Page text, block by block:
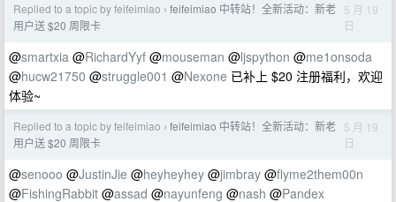
Replied to a topic by feifeimiao › feifeimiao 中转站！全新活动：新老
用户送 $20 周限卡
5 月 19
日
@smartxia @RichardYyf @mouseman @ljspython @me1onsoda
@hucw21750 @struggle001 @Nexone 已补上 $20 注册福利，欢迎
体验~
Replied to a topic by feifeimiao › feifeimiao 中转站！全新活动：新老
用户送 $20 周限卡
5 月 19
日
@senooo @JustinJie @heyheyhey @jimbray @flyme2them00n
@FishingRabbit @assad @nayunfeng @nash @Pandex